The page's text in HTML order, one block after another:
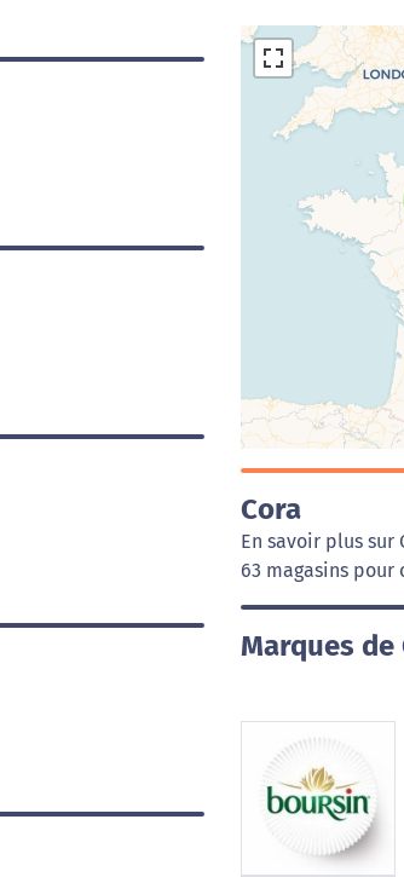
Cora
En savoir plus sur
63 magasins pour
Marques de